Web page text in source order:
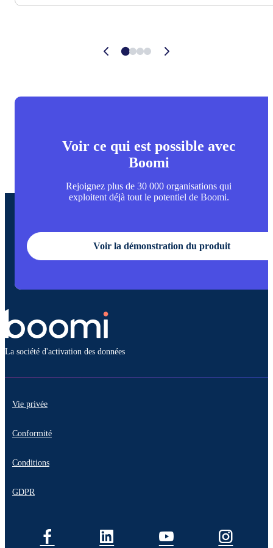
Voir ce qui est possible avec
Boomi
Rejoignez plus de 30 000 organisations qui
exploitent déjà tout le potentiel de Boomi.
Voir la démonstration du produit
La société d'activation des données
Vie privée
Conformité
Conditions
GDPR